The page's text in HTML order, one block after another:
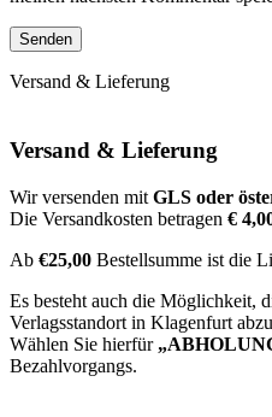
Versand & Lieferung
Versand & Lieferung
Wir versenden mit GLS oder
Die Versandkosten betragen €
Ab €25,00 Bestellsumme ist die
Es besteht auch die Möglichkeit,
Verlagsstandort in Klagenfurt
Wählen Sie hierfür
Bezahlvorgangs.